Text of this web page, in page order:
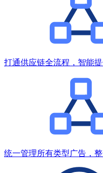
打通供应链全流程，智能
统一管理所有类型广告，